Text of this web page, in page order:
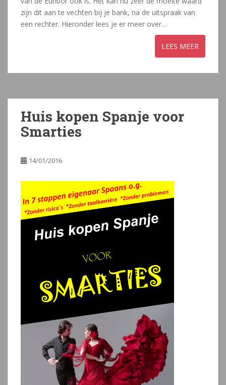
zijn dit aan te vechten bij je bank, na de uitspraak van
een rechter. Hieronder lees je er meer over…
Huis kopen Spanje voor
Smarties
14/01/2016